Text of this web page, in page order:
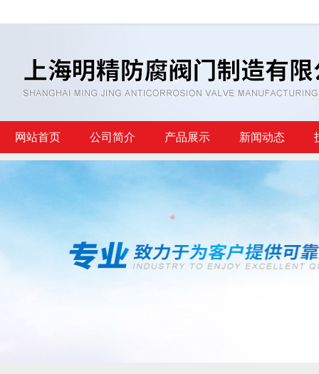
网站首页 公司简介 产品展示 新闻动态